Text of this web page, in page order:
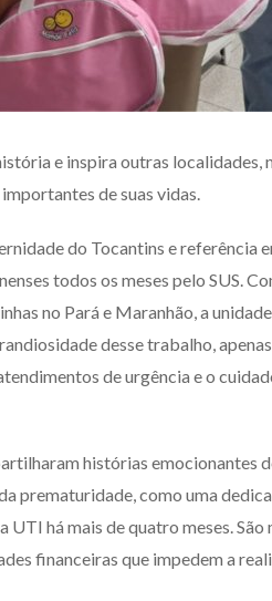
e inspira outras localidades,
de suas vidas.
do Tocantins e referência
todos os meses pelo SUS.
no Pará e Maranhão, a
desse trabalho,
de urgência e o
histórias emocionantes
prematuridade, como uma
UTI há mais de quatro meses.
financeiras que impedem a